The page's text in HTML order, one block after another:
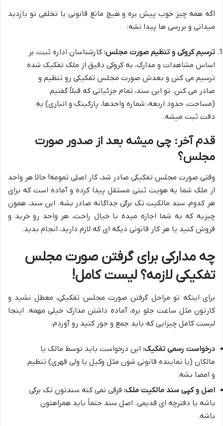
اگه همه چیز خوب پیش بره و هیچ مانع قانونی یا تخلفی تو بازدید
میدانی و بررسی ها پیدا نشه:
ترسیم کروکی و تنظیم صورت مجلس: کارشناسان اداره ثبت، بر
اساس مشاهدات و مدارک، یه کروکی دقیق از ملک تفکیک شده
ترسیم می کنن و بعدش صورت مجلس تفکیکی رو تنظیم و
صادر می کنن. تو این سند، تمام جزئیاتی که قبلاً گفتیم
(مساحت، حدود اربعه، شماره واحدها، پارکینگ و انباری) به
دقت ثبت میشه.
قدم آخر: چی میشه بعد از صدور صورت
مجلس؟
وقتی صورت مجلس تفکیکی صادر شد، کار اصلی تمومه! حالا هر واحد
از ملک شما یه هویت ثبتی مستقل پیدا کرده و آماده است که برای
هر کدوم، سند مالکیت تک برگی جداگانه صادر بشه. این سند، همون
چیزیه که به شما اجازه میده با خیال راحت، هر واحد رو خرید و
فروش کنید یا هر کار قانونی دیگه ای که لازم دارید، انجام بدید.
چه مدارکی برای گرفتن صورت مجلس
تفکیکی لازمه؟ لیست کامل!
برای اینکه تو مراحل گرفتن صورت مجلس تفکیکی، معطل نشید و
کارتون مثل ساعت جلو بره، آماده داشتن مدارک خیلی مهمه. اینجا
لیست کامل چیزایی که باید جمع و جور کنید رو آوردم:
درخواست رسمی تفکیک: این درخواست باید توسط مالک یا
مالکان (یا نماینده قانونی شون مثل وکیل یا ولی قهری) تنظیم
و امضا بشه.
اصل و کپی سند مالکیت ملک: فرقی نمی کنه سندتون تک برگی
باشه یا دفترچه ای قدیمی. اصل سند حتماً باید همراهتون
باشه.